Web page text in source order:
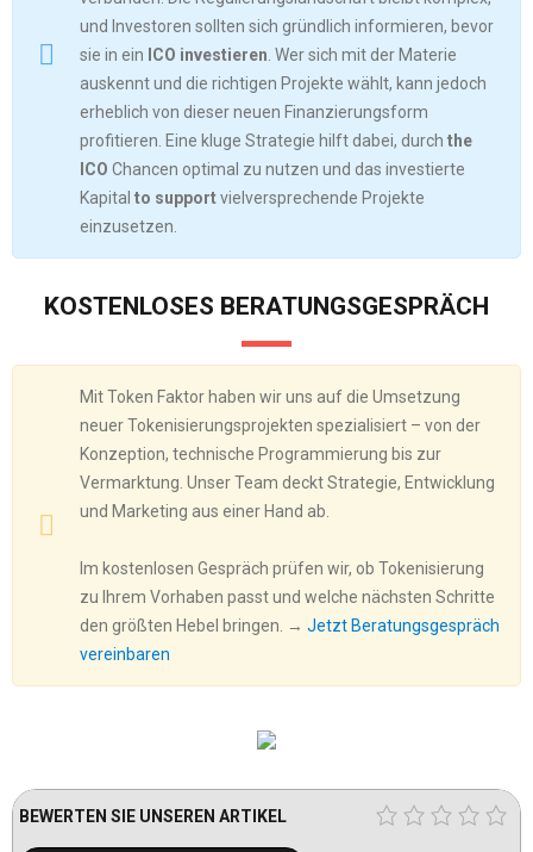
und Investoren sollten sich gründlich informieren, bevor
sie in ein ICO investieren . Wer sich mit der Materie
auskennt und die richtigen Projekte wählt, kann jedoch
erheblich von dieser neuen Finanzierungsform
profitieren. Eine kluge Strategie hilft dabei, durch the
ICO Chancen optimal zu nutzen und das investierte
Kapital to supportvielversprechende Projekte
einzusetzen.
KOSTENLOSES BERATUNGSGESPRÄCH
Mit Token Faktor haben wir uns auf die Umsetzung
neuer Tokenisierungsprojekten spezialisiert – von der
Konzeption, technische Programmierung bis zur
Vermarktung. Unser Team deckt Strategie, Entwicklung
und Marketing aus einer Hand ab.
Im kostenlosen Gespräch prüfen wir, ob Tokenisierung
zu Ihrem Vorhaben passt und welche nächsten Schritte
den größten Hebel bringen. → Jetzt Beratungsgespräch
vereinbaren
BEWERTEN SIE UNSEREN ARTIKEL